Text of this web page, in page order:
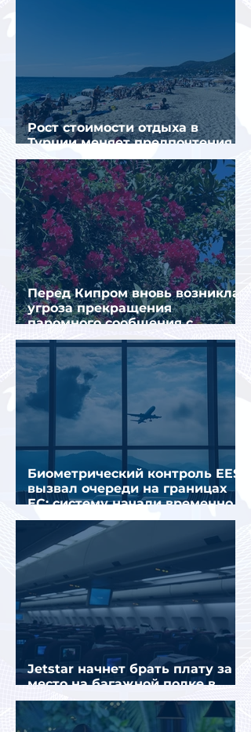
Рост стоимости отдыха в
Турции меняет предпочтения
туристов
Перед Кипром вновь возникла
угроза прекращения
паромного сообщения с
Грецией
Биометрический контроль EES
вызвал очереди на границах
ЕС: систему начали временно
отключать
Jetstar начнет брать плату за
место на багажной полке в
салоне самолета